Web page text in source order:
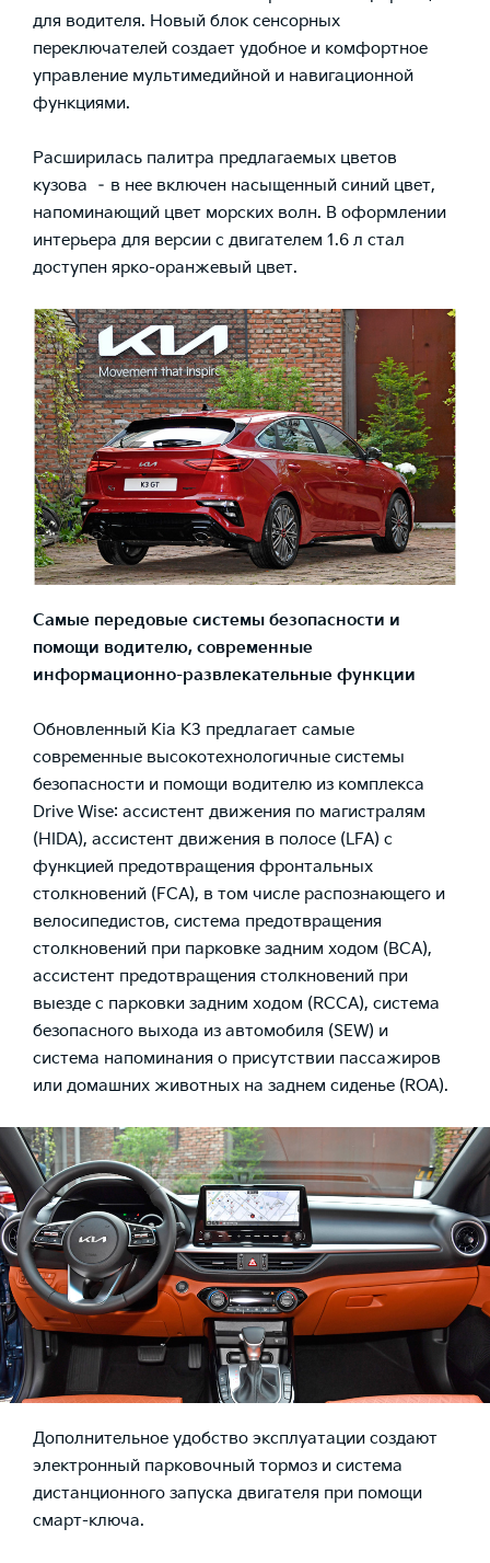
для водителя. Новый блок сенсорных
переключателей создает удобное и комфортное
управление мультимедийной и навигационной
функциями.
Расширилась палитра предлагаемых цветов
кузова – в нее включен насыщенный синий цвет,
напоминающий цвет морских волн. В оформлении
интерьера для версии с двигателем 1.6 л стал
доступен ярко-оранжевый цвет.
Самые передовые системы безопасности и
помощи водителю, современные
информационно-развлекательные функции
Обновленный Kia К3 предлагает самые
современные высокотехнологичные системы
безопасности и помощи водителю из комплекса
Drive Wise: ассистент движения по магистралям
(HIDA), ассистент движения в полосе (LFA) с
функцией предотвращения фронтальных
столкновений (FCA), в том числе распознающего и
велосипедистов, система предотвращения
столкновений при парковке задним ходом (ВСА),
ассистент предотвращения столкновений при
выезде с парковки задним ходом (RCCA), система
безопасного выхода из автомобиля (SEW) и
система напоминания о присутствии пассажиров
или домашних животных на заднем сиденье (ROA).
Дополнительное удобство эксплуатации создают
электронный парковочный тормоз и система
дистанционного запуска двигателя при помощи
смарт-ключа.